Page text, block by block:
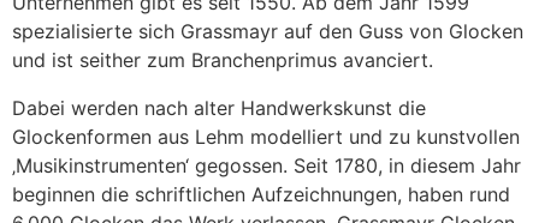
spezialisierte sich Grassmayr auf den Guss von Glocken
und ist seither zum Branchenprimus avanciert.
Dabei werden nach alter Handwerkskunst die
Glockenformen aus Lehm modelliert und zu kunstvollen
‚Musikinstrumenten‘ gegossen. Seit 1780, in diesem Jahr
beginnen die schriftlichen Aufzeichnungen, haben rund